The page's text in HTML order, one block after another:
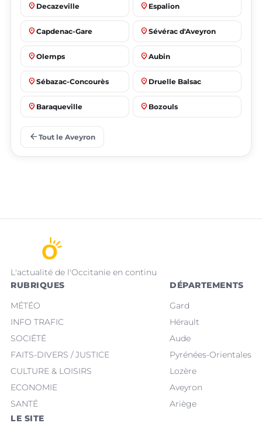
place Decazeville place Espalion
place Capdenac-Gare place Sévérac d'Aveyron
place Olemps place Aubin
place Sébazac-Concourès place Druelle Balsac
place Baraqueville place Bozouls
place
arrow_back Tout le Aveyron
L'actualité de l'Occitanie en continu
RUBRIQUES
MÉTÉO
INFO TRAFIC
SOCIÉTÉ
FAITS-DIVERS / JUSTICE
CULTURE & LOISIRS
ECONOMIE
SANTÉ
DÉPARTEMENTS
Gard
Hérault
Aude
Pyrénées-Orientales
Lozère
Aveyron
Ariège
LE SITE